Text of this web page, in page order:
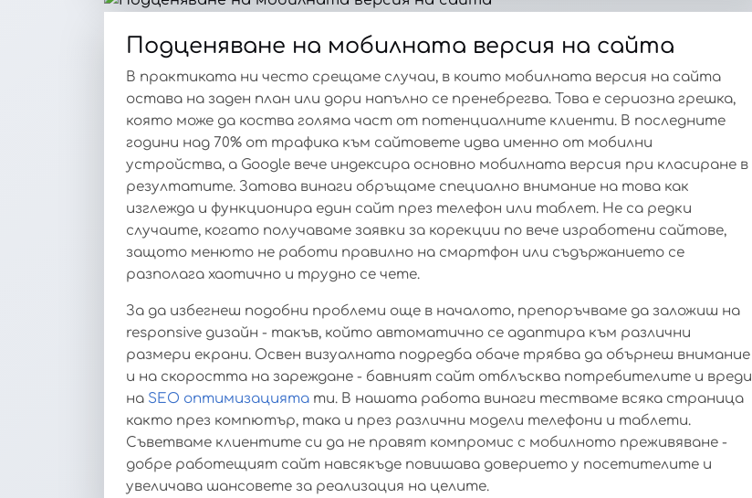
Подценяване на мобилната версия на сайта
В практиката ни често срещаме случаи, в които мобилната версия на сайта
остава на заден план или дори напълно се пренебрегва. Това е сериозна грешка,
която може да коства голяма част от потенциалните клиенти. В последните
години над 70% от трафика към сайтовете идва именно от мобилни
устройства, а Google вече индексира основно мобилната версия при класиране в
резултатите. Затова винаги обръщаме специално внимание на това как
изглежда и функционира един сайт през телефон или таблет. Не са редки
случаите, когато получаваме заявки за корекции по вече изработени сайтове,
защото менюто не работи правилно на смартфон или съдържанието се
разполага хаотично и трудно се чете.
За да избегнеш подобни проблеми още в началото, препоръчваме да заложиш на
responsive дизайн - такъв, който автоматично се адаптира към различни
размери екрани. Освен визуалната подредба обаче трябва да обърнеш внимание
и на скоростта на зареждане - бавният сайт отблъсква потребителите и вреди
на SEO оптимизацията ти. В нашата работа винаги тестваме всяка страница
както през компютър, така и през различни модели телефони и таблети.
Съветваме клиентите си да не правят компромис с мобилното преживяване -
добре работещият сайт навсякъде повишава доверието у посетителите и
увеличава шансовете за реализация на целите.